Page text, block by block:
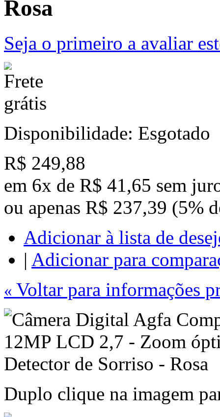
Rosa
Seja o primeiro a avaliar
Disponibilidade: Esgotado
R$ 249,88
em 6x de R$ 41,65 sem
ou apenas R$ 237,39 (5%
Adicionar à lista de
| Adicionar para
« Voltar para informações
Duplo clique na imagem